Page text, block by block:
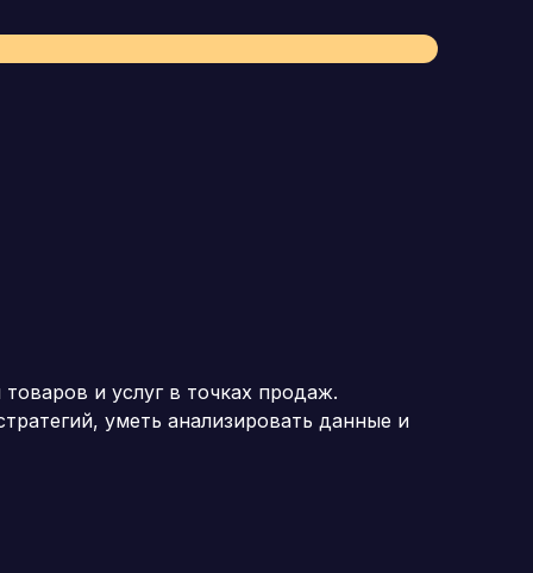
и услуг в точках продаж.
уметь анализировать данные и